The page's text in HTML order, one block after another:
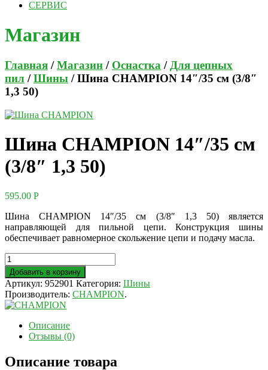
СЕРВИС
Магазин
Главная /Магазин / Оснастка /Для цепных
пил /Шины / Шина CHAMPION 14″/35 см (3/8″
1,3 50)
Шина CHAMPION 14″/35 см
(3/8″ 1,3 50)
595.00 Р
Шина CHAMPION 14″/35 см (3/8″ 1,3 50) является
направляющей для пильной цепи. Конструкция шины
обеспечивает равномерное скольжение цепи и подачу масла.
Добавить в корзину
Артикул: 952901 Категория: Шины
Производитель: CHAMPION.
Описание
Отзывы (0)
Описание товара